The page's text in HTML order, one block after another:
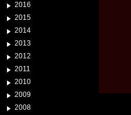
2016
2015
2014
2013
2012
2011
2010
2009
2008